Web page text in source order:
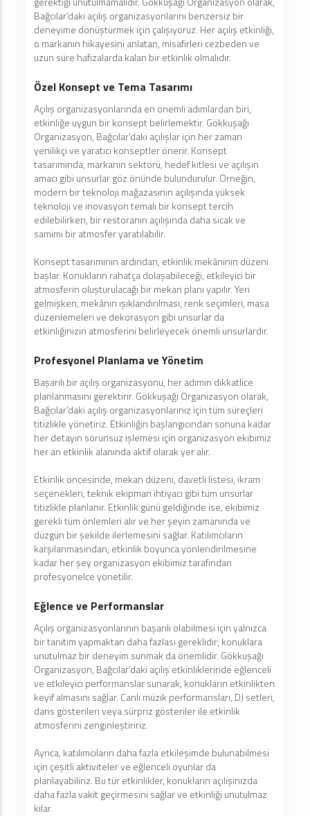
Bağcılar’daki açılış organizasyonlarını benzersiz bir
deneyime dönüştürmek için çalışıyoruz. Her açılış etkinliği,
o markanın hikayesini anlatan, misafirleri cezbeden ve
uzun süre hafızalarda kalan bir etkinlik olmalıdır.
Özel Konsept ve Tema Tasarımı
Açılış organizasyonlarında en önemli adımlardan biri,
etkinliğe uygun bir konsept belirlemektir. Gökkuşağı
Organizasyon, Bağcılar’daki açılışlar için her zaman
yenilikçi ve yaratıcı konseptler önerir. Konsept
tasarımında, markanın sektörü, hedef kitlesi ve açılışın
amacı gibi unsurlar göz önünde bulundurulur. Örneğin,
modern bir teknoloji mağazasının açılışında yüksek
teknoloji ve inovasyon temalı bir konsept tercih
edilebilirken, bir restoranın açılışında daha sıcak ve
samimi bir atmosfer yaratılabilir.
Konsept tasarımının ardından, etkinlik mekânının düzeni
başlar. Konukların rahatça dolaşabileceği, etkileyici bir
atmosferin oluşturulacağı bir mekan planı yapılır. Yeri
gelmişken, mekânın ışıklandırılması, renk seçimleri, masa
düzenlemeleri ve dekorasyon gibi unsurlar da
etkinliğinizin atmosferini belirleyecek önemli unsurlardır.
Profesyonel Planlama ve Yönetim
Başarılı bir açılış organizasyonu, her adımın dikkatlice
planlanmasını gerektirir. Gökkuşağı Organizasyon olarak,
Bağcılar’daki açılış organizasyonlarınız için tüm süreçleri
titizlikle yönetiriz. Etkinliğin başlangıcından sonuna kadar
her detayın sorunsuz işlemesi için organizasyon ekibimiz
her an etkinlik alanında aktif olarak yer alır.
Etkinlik öncesinde, mekan düzeni, davetli listesi, ikram
seçenekleri, teknik ekipman ihtiyacı gibi tüm unsurlar
titizlikle planlanır. Etkinlik günü geldiğinde ise, ekibimiz
gerekli tüm önlemleri alır ve her şeyin zamanında ve
düzgün bir şekilde ilerlemesini sağlar. Katılımcıların
karşılanmasından, etkinlik boyunca yönlendirilmesine
kadar her şey organizasyon ekibimiz tarafından
profesyonelce yönetilir.
Eğlence ve Performanslar
Açılış organizasyonlarının başarılı olabilmesi için yalnızca
bir tanıtım yapmaktan daha fazlası gereklidir; konuklara
unutulmaz bir deneyim sunmak da önemlidir. Gökkuşağı
Organizasyon, Bağcılar’daki açılış etkinliklerinde eğlenceli
ve etkileyici performanslar sunarak, konukların etkinlikten
keyif almasını sağlar. Canlı müzik performansları, DJ setleri,
dans gösterileri veya sürpriz gösteriler ile etkinlik
atmosferini zenginleştiririz.
Ayrıca, katılımcıların daha fazla etkileşimde bulunabilmesi
için çeşitli aktiviteler ve eğlenceli oyunlar da
planlayabiliriz. Bu tür etkinlikler, konukların açılışınızda
daha fazla vakit geçirmesini sağlar ve etkinliği unutulmaz
kılar.